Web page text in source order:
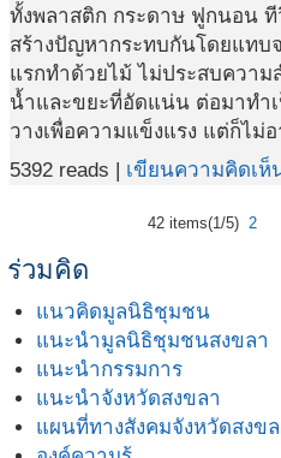
ทั้งพลาสติก กระดาษ ฟูกนอน
สร้างปัญหากระทบกันโดยแทบ
แรกทำด้วยไม้ ไม่ประสบความ
น้ำและขยะที่อัดแน่น ต่อมาทำเ
วางเพื่อความแข็งแรง แต่ก็ไม่
5392 reads | เขียนความคิดเห็
42 items(1/5) 2
ร่วมคิด
แนวคิดมูลนิธิชุมชน
แนะนำมูลนิธิชุมชนสงขลา
แนะนำกรรมการ
แนะนำจังหวัดสงขลา
แผนที่ทางสังคมจังหวัดสงข